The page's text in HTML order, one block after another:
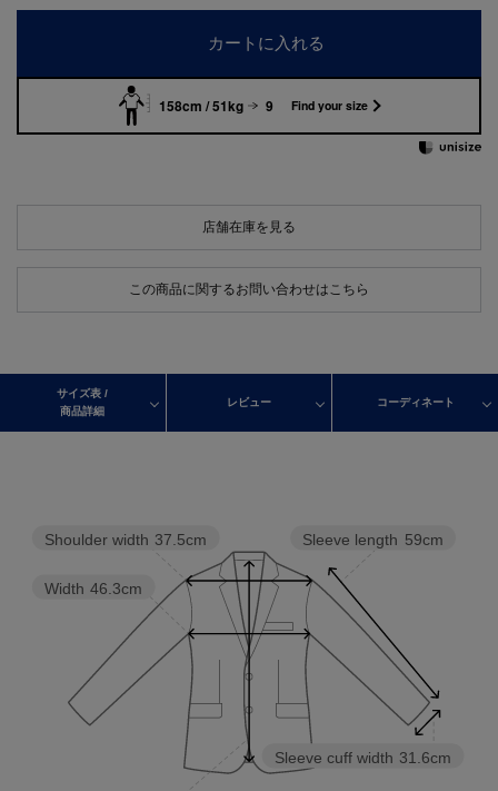
カートに入れる
158cm / 51kg 9 Find your size
店舗在庫を見る
この商品に関するお問い合わせはこちら
サイズ表 /
商品詳細
レビュー コーディネート
Sleeve cuff width 31.6cm
Sleeve length 59cm
Width 46.3cm
Shoulder width 37.5cm